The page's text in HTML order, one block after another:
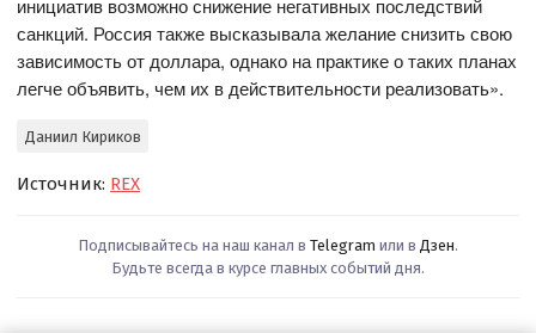
инициатив возможно снижение негативных последствий
санкций. Россия также высказывала желание снизить свою
зависимость от доллара, однако на практике о таких планах
легче объявить, чем их в действительности реализовать».
Даниил Кириков
Источник: REX
Подписывайтесь на наш канал в Telegram или в Дзен.
Будьте всегда в курсе главных событий дня.